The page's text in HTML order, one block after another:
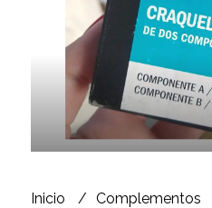
Inicio
Complementos